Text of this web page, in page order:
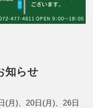
知らせ
(月)、20日(月)、26日